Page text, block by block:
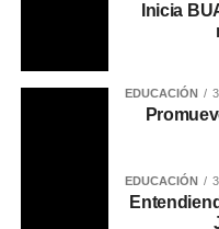
Inicia
EDUCACIÓN
EDUCACIÓN